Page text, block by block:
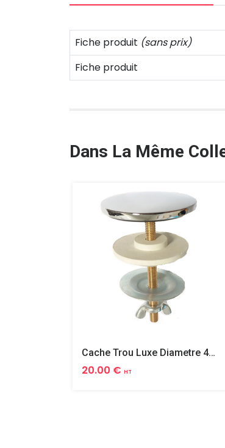
Fiche produit (sans prix)
Fiche produit
Dans La Même
Cache Trou Luxe Diametre 40 Laiton
20.00 € HT